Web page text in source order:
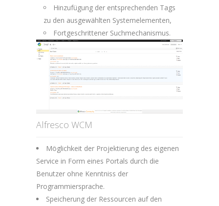
Hinzufügung der entsprechenden Tags
zu den ausgewählten Systemelementen,
Fortgeschrittener Suchmechanismus.
Alfresco WCM
Möglichkeit der Projektierung des eigenen
Service in Form eines Portals durch die
Benutzer ohne Kenntniss der
Programmiersprache.
Speicherung der Ressourcen auf den